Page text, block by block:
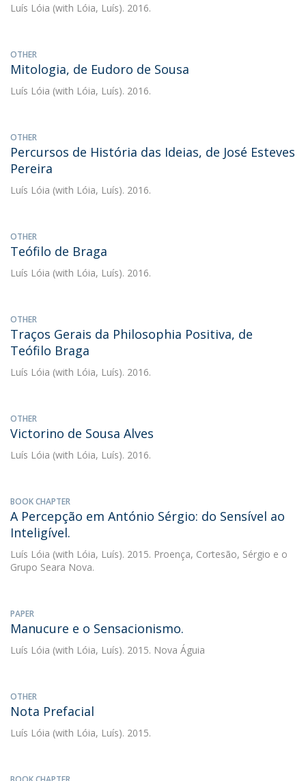
Luís Lóia (with Lóia, Luís). 2016.
OTHER
Mitologia, de Eudoro de Sousa
Luís Lóia (with Lóia, Luís). 2016.
OTHER
Percursos de História das Ideias, de José Esteves
Pereira
Luís Lóia (with Lóia, Luís). 2016.
OTHER
Teófilo de Braga
Luís Lóia (with Lóia, Luís). 2016.
OTHER
Traços Gerais da Philosophia Positiva, de
Teófilo Braga
Luís Lóia (with Lóia, Luís). 2016.
OTHER
Victorino de Sousa Alves
Luís Lóia (with Lóia, Luís). 2016.
BOOK CHAPTER
A Percepção em António Sérgio: do Sensível ao
Inteligível.
Luís Lóia (with Lóia, Luís). 2015. Proença, Cortesão, Sérgio e o
Grupo Seara Nova.
PAPER
Manucure e o Sensacionismo.
Luís Lóia (with Lóia, Luís). 2015. Nova Águia
OTHER
Nota Prefacial
Luís Lóia (with Lóia, Luís). 2015.